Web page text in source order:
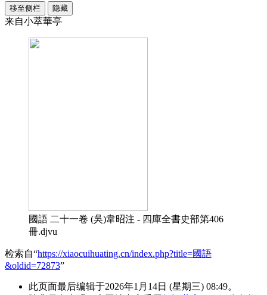
移至侧栏 隐藏
来自小萃華亭
國語 二十一卷 (吳)韋昭注 - 四庫全書史部第406
冊.djvu
检索自“https://xiaocuihuating.cn/index.php?title=國語
&oldid=72873”
此页面最后编辑于2026年1月14日 (星期三) 08:49。